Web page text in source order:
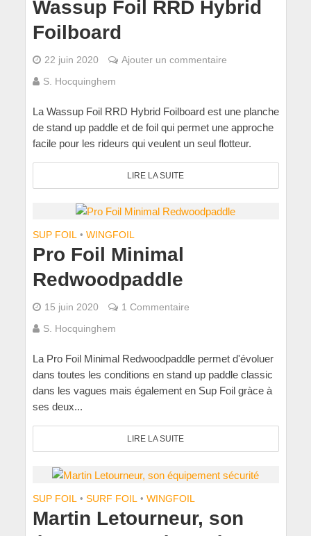
Wassup Foil RRD Hybrid
Foilboard
22 juin 2020
Ajouter un commentaire
S. Hocquinghem
La Wassup Foil RRD Hybrid Foilboard est une planche
de stand up paddle et de foil qui permet une approche
facile pour les rideurs qui veulent un seul flotteur.
LIRE LA SUITE
SUP FOIL • WINGFOIL
Pro Foil Minimal
Redwoodpaddle
15 juin 2020
1 Commentaire
S. Hocquinghem
La Pro Foil Minimal Redwoodpaddle permet d'évoluer
dans toutes les conditions en stand up paddle classic
dans les vagues mais également en Sup Foil gràce à
ses deux...
LIRE LA SUITE
SUP FOIL • SURF FOIL • WINGFOIL
Martin Letourneur, son